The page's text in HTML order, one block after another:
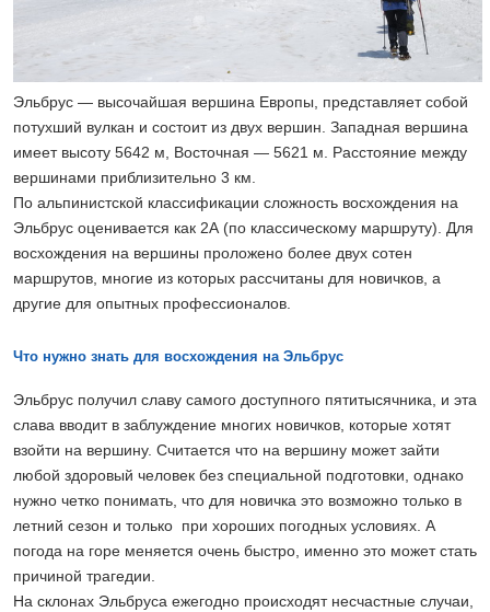
Эльбрус — высочайшая вершина Европы, представляет собой
потухший вулкан и состоит из двух вершин. Западная вершина
имеет высоту 5642 м, Восточная — 5621 м. Расстояние между
вершинами приблизительно 3 км.
По альпинистской классификации сложность восхождения на
Эльбрус оценивается как 2А (по классическому маршруту). Для
восхождения на вершины проложено более двух сотен
маршрутов, многие из которых рассчитаны для новичков, а
другие для опытных профессионалов.
Что нужно знать для восхождения на Эльбрус
Эльбрус получил славу самого доступного пятитысячника, и эта
слава вводит в заблуждение многих новичков, которые хотят
взойти на вершину. Считается что на вершину может зайти
любой здоровый человек без специальной подготовки, однако
нужно четко понимать, что для новичка это возможно только в
летний сезон и только при хороших погодных условиях. А
погода на горе меняется очень быстро, именно это может стать
причиной трагедии.
На склонах Эльбруса ежегодно происходят несчастные случаи,